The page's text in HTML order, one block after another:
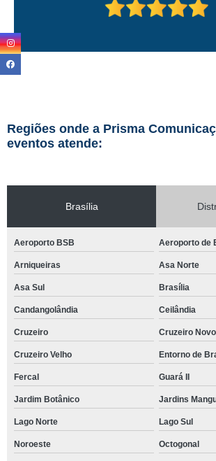
Regiões onde a Prisma
eventos atende:
Brasília
Aeroporto BSB Aeroporto de
Arniqueiras Asa Norte
Asa Sul Brasília
Candangolândia Ceilândia
Cruzeiro Cruzeiro Novo
Cruzeiro Velho Entorno de
Fercal Guará II
Jardim Botânico Jardins
Lago Norte Lago Sul
Noroeste Octogonal